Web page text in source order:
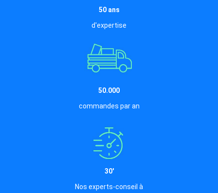
50 ans
d'expertise
50.000
commandes par an
30'
Nos experts-conseil à